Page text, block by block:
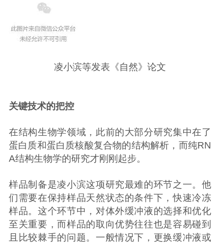
凌小滨等发表《自然》论文
关键技术的把控
在结构生物学领域，此前的大部分研究集中在了
蛋白质和蛋白质核酸复合物的结构解析，而纯RN
A结构生物学的研究才刚刚起步。
样品制备是凌小滨这项研究最难的环节之一。他
们需要在保持样品天然状态的条件下，快速冷冻
样品。这个环节中，对体外缓冲液的选择和优化
至关重要，而样品的取向优势往往也是容易碰到
且比较棘手的问题。一般情况下，更换缓冲液或